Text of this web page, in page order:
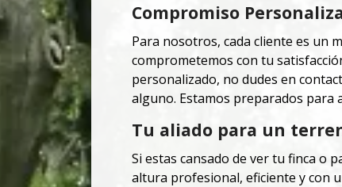
Compromiso
Para nosotros, cada cliente es un
comprometemos con tu
personalizado, no dudes en
alguno. Estamos preparados para
Tu aliado para un
Si estas cansado de ver tu finca o
altura profesional, eficiente y con